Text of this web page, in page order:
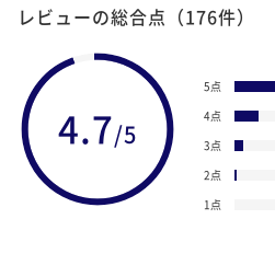
レビューの総合点 （176件）
4.7/5
5点
4点
3点
2点
1点